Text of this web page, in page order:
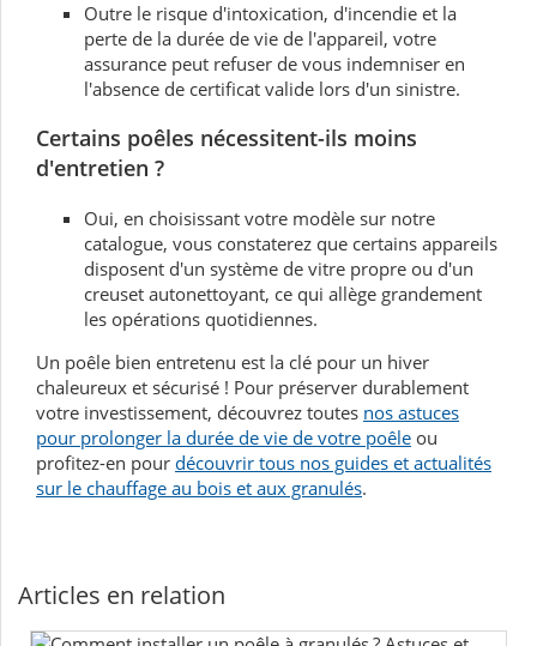
Outre le risque d'intoxication, d'incendie et la
perte de la durée de vie de l'appareil, votre
assurance peut refuser de vous indemniser en
l'absence de certificat valide lors d'un sinistre.
Certains poêles nécessitent-ils moins
d'entretien ?
Oui, en choisissant votre modèle sur notre
catalogue, vous constaterez que certains appareils
disposent d'un système de vitre propre ou d'un
creuset autonettoyant, ce qui allège grandement
les opérations quotidiennes.
Un poêle bien entretenu est la clé pour un hiver
chaleureux et sécurisé ! Pour préserver durablement
votre investissement, découvrez toutes nos astuces
pour prolonger la durée de vie de votre poêle ou
profitez-en pour découvrir tous nos guides et actualités
sur le chauffage au bois et aux granulés.
Articles en relation